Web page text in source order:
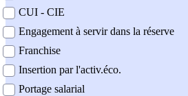
CUI - CIE
Engagement à servir dans la réserve
Franchise
Insertion par l'activ.éco.
Portage salarial